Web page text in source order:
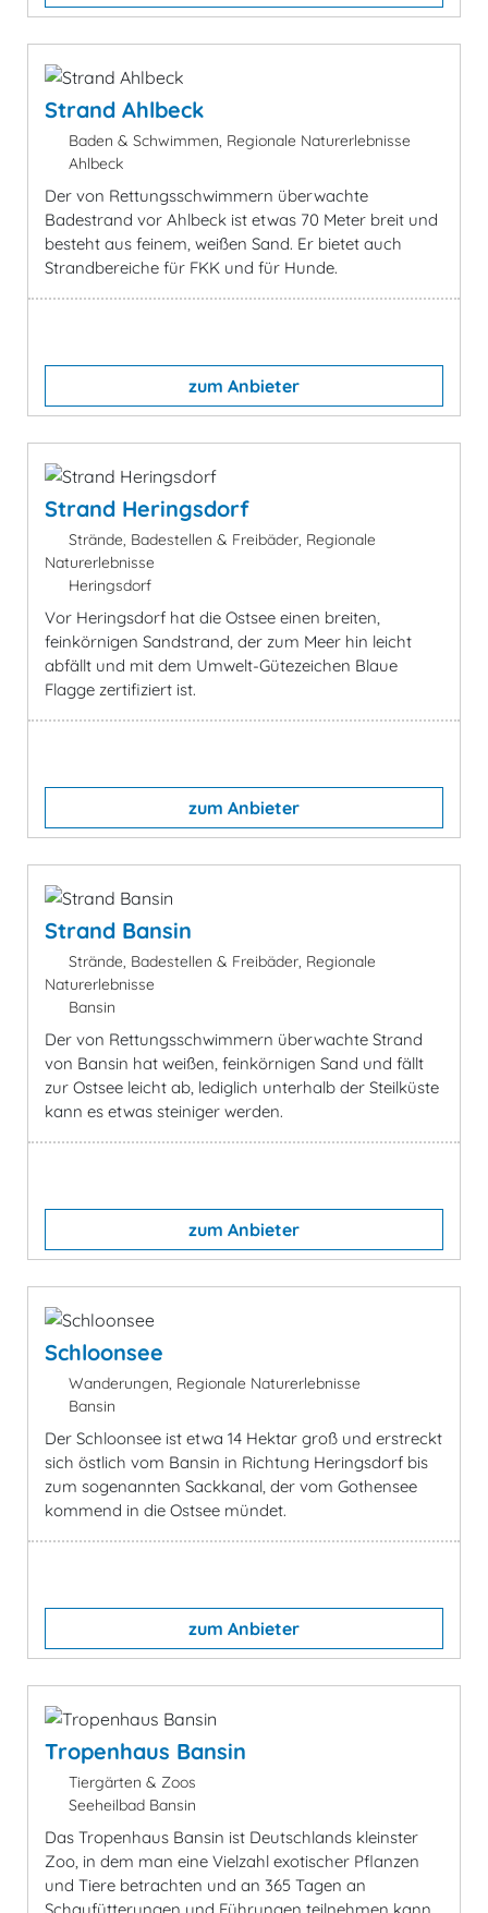
Strand Ahlbeck
Baden & Schwimmen, Regionale Naturerlebnisse
Ahlbeck
Der von Rettungsschwimmern überwachte
Badestrand vor Ahlbeck ist etwas 70 Meter breit und
besteht aus feinem, weißen Sand. Er bietet auch
Strandbereiche für FKK und für Hunde.
zum Anbieter
Strand Heringsdorf
Strände, Badestellen & Freibäder, Regionale
Naturerlebnisse
Heringsdorf
Vor Heringsdorf hat die Ostsee einen breiten,
feinkörnigen Sandstrand, der zum Meer hin leicht
abfällt und mit dem Umwelt-Gütezeichen Blaue
Flagge zertifiziert ist.
zum Anbieter
Strand Bansin
Strände, Badestellen & Freibäder, Regionale
Naturerlebnisse
Bansin
Der von Rettungsschwimmern überwachte Strand
von Bansin hat weißen, feinkörnigen Sand und fällt
zur Ostsee leicht ab, lediglich unterhalb der Steilküste
kann es etwas steiniger werden.
zum Anbieter
Schloonsee
Wanderungen, Regionale Naturerlebnisse
Bansin
Der Schloonsee ist etwa 14 Hektar groß und erstreckt
sich östlich vom Bansin in Richtung Heringsdorf bis
zum sogenannten Sackkanal, der vom Gothensee
kommend in die Ostsee mündet.
zum Anbieter
Tropenhaus Bansin
Tiergärten & Zoos
Seeheilbad Bansin
Das Tropenhaus Bansin ist Deutschlands kleinster
Zoo, in dem man eine Vielzahl exotischer Pflanzen
und Tiere betrachten und an 365 Tagen an